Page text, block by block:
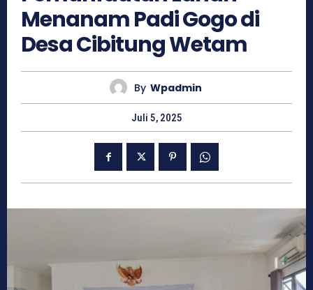
Menanam Padi Gogo di
Desa Cibitung Wetam
By Wpadmin
Juli 5, 2025